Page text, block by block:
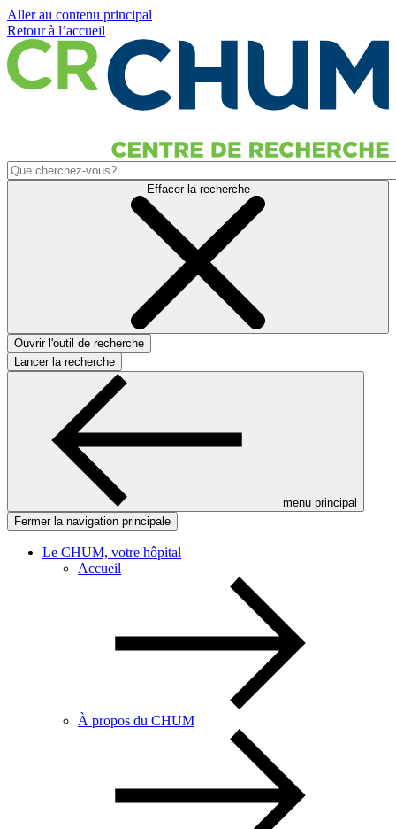
Aller au contenu principal
Retour à l’accueil
Effacer la recherche
Ouvrir l'outil de recherche
Lancer la recherche
menu principal
Fermer la navigation principale
Le CHUM, votre hôpital
Accueil
À propos du CHUM